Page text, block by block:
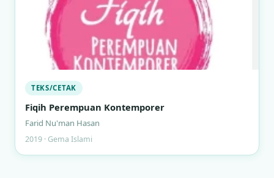
TEKS/CETAK
Fiqih Perempuan Kontemporer
Farid Nu'man Hasan
2019 · Gema Islami